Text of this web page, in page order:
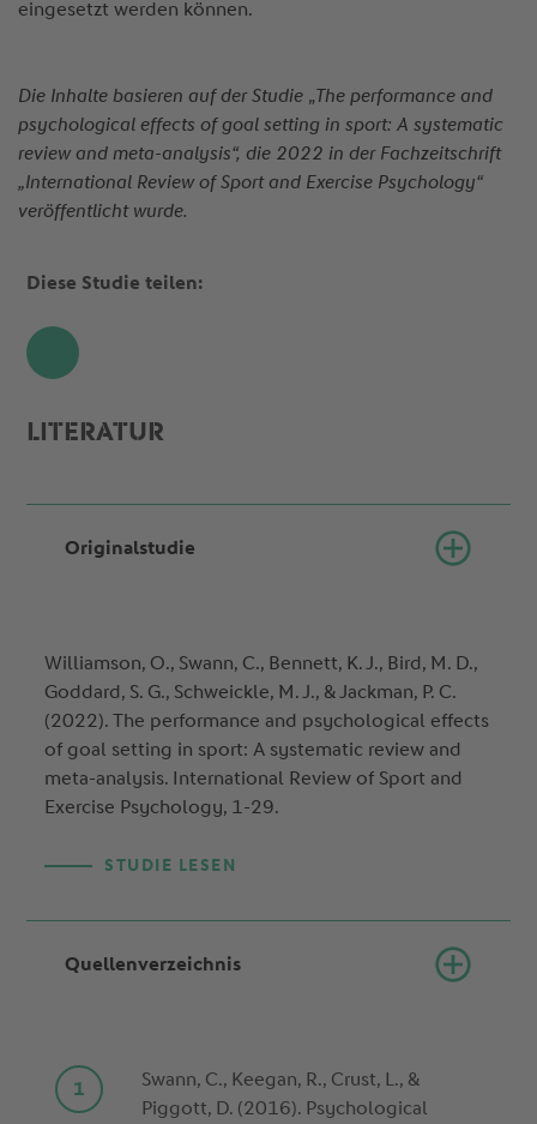
eingesetzt werden können.
Die Inhalte basieren auf der Studie „The performance and
psychological effects of goal setting in sport: A systematic
review and meta-analysis“, die 2022 in der Fachzeitschrift
„International Review of Sport and Exercise Psychology“
veröffentlicht wurde.
Diese Studie teilen:
Share
LITERATUR
Originalstudie
Williamson, O., Swann, C., Bennett, K. J., Bird, M. D.,
Goddard, S. G., Schweickle, M. J., & Jackman, P. C.
(2022). The performance and psychological effects
of goal setting in sport: A systematic review and
meta-analysis. International Review of Sport and
Exercise Psychology, 1-29.
STUDIE LESEN
Quellenverzeichnis
Swann, C., Keegan, R., Crust, L., &
Piggott, D. (2016). Psychological